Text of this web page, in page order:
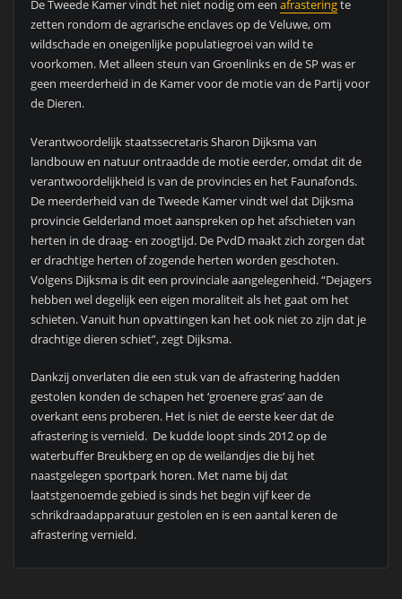
De Tweede Kamer vindt het niet nodig om een afrasteringte
zetten rondom de agrarische enclaves op de Veluwe, om
wildschade en oneigenlijke populatiegroei van wild te
voorkomen. Met alleen steun van Groenlinks en de SP was er
geen meerderheid in de Kamer voor de motie van de Partij voor
de Dieren.
Verantwoordelijk staatssecretaris Sharon Dijksma van
landbouw en natuur ontraadde de motie eerder, omdat dit de
verantwoordelijkheid is van de provincies en het Faunafonds.
De meerderheid van de Tweede Kamer vindt wel dat Dijksma
provincie Gelderland moet aanspreken op het afschieten van
herten in de draag- en zoogtijd. De PvdD maakt zich zorgen dat
er drachtige herten of zogende herten worden geschoten.
Volgens Dijksma is dit een provinciale aangelegenheid. “Dejagers
hebben wel degelijk een eigen moraliteit als het gaat om het
schieten. Vanuit hun opvattingen kan het ook niet zo zijn dat je
drachtige dieren schiet”, zegt Dijksma.
Dankzij onverlaten die een stuk van de afrastering hadden
gestolen konden de schapen het ‘groenere gras’ aan de
overkant eens proberen. Het is niet de eerste keer dat de
afrastering is vernield. De kudde loopt sinds 2012 op de
waterbuffer Breukberg en op de weilandjes die bij het
naastgelegen sportpark horen. Met name bij dat
laatstgenoemde gebied is sinds het begin vijf keer de
schrikdraadapparatuur gestolen en is een aantal keren de
afrastering vernield.